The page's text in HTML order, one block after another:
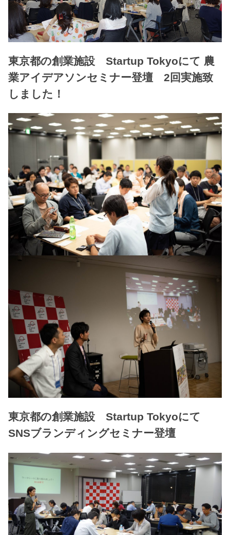
東京都の創業施設 Startup Tokyoにて 農
業アイデアソンセミナー登壇 2回実施致
しました！
東京都の創業施設 Startup Tokyoにて
SNSブランディングセミナー登壇